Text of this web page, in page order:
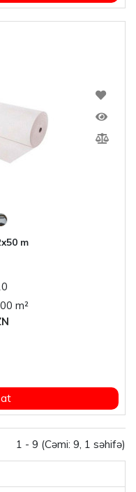
m
m²
1 - 9 (Cəmi: 9, 1 səhifə)